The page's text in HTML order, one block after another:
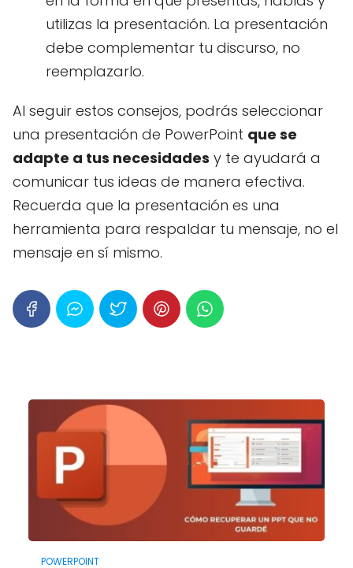
utilizas la presentación. La presentación
debe complementar tu discurso, no
reemplazarlo.
Al seguir estos consejos, podrás seleccionar
una presentación de PowerPoint que se
adapte a tus necesidades y te ayudará a
comunicar tus ideas de manera efectiva.
Recuerda que la presentación es una
herramienta para respaldar tu mensaje, no el
mensaje en sí mismo.
POWERPOINT